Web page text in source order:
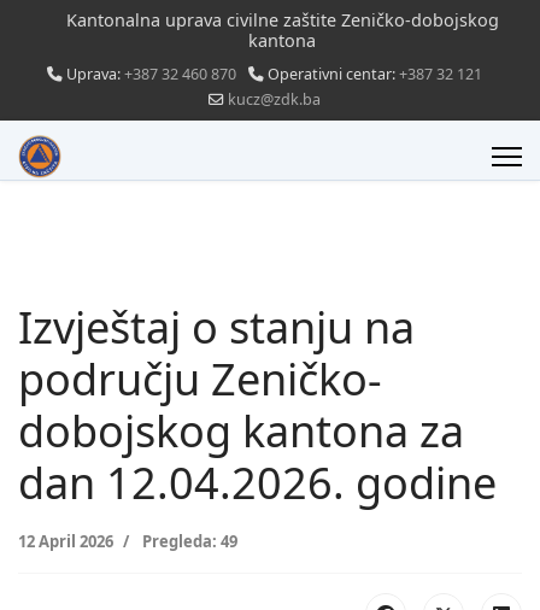
Kantonalna uprava civilne zaštite Zeničko-dobojskog
kantona
Uprava:+387 32 460 870 Operativni centar:+387 32 121
kucz@zdk.ba
Izvještaj o stanju na
području Zeničko-
dobojskog kantona za
dan 12.04.2026. godine
12 April 2026 Pregleda: 49